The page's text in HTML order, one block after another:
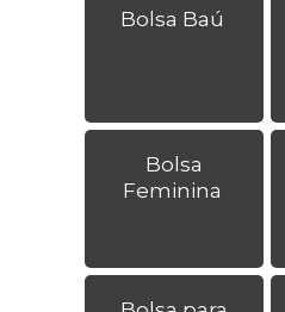
Bolsa Baú
Bolsa
Feminina